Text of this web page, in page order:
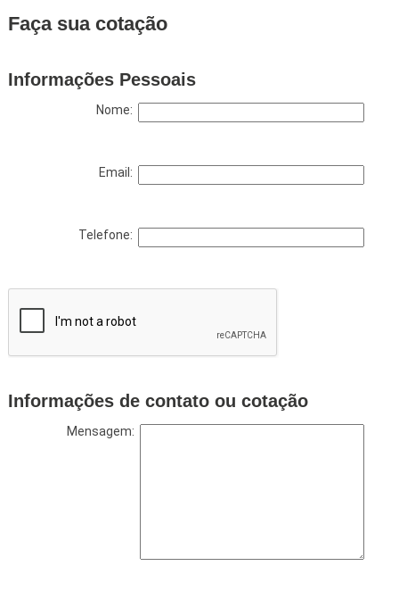
Faça sua cotação
Informações Pessoais
Nome:
Email:
Telefone:
Informações de contato ou cotação
Mensagem: